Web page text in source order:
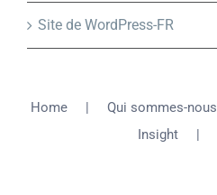
Site de WordPress-FR
Home Qui sommes-nous
Insight